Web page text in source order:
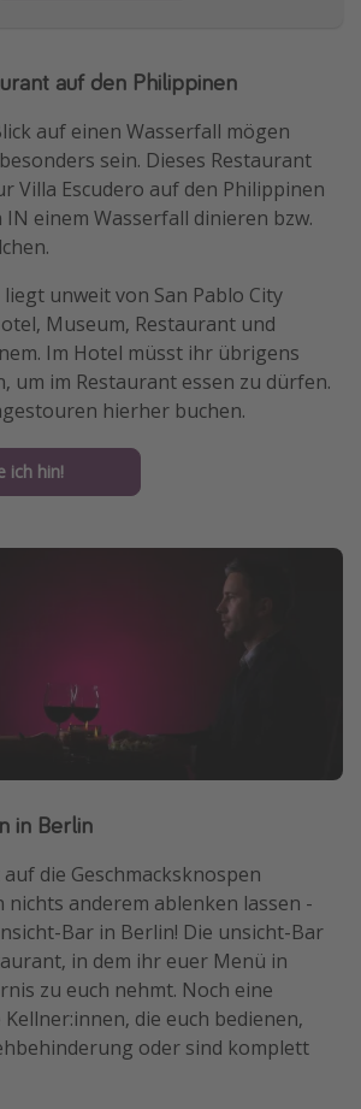
Mallorca
Deutschland
auf den Philippinen
auf einen Wasserfall mögen
sein. Dieses Restaurant
Villa Escudero auf den Philippinen
einem Wasserfall dinieren bzw.
liegt unweit von San Pablo City
Museum, Restaurant und
Im Hotel müsst ihr übrigens
um im Restaurant essen zu dürfen.
hierher buchen.
ich hin!
in Berlin
die Geschmacksknospen
nichts anderem ablenken lassen -
Bar in Berlin! Die unsicht-Bar
in dem ihr euer Menü in
zu euch nehmt. Noch eine
die euch bedienen,
oder sind komplett